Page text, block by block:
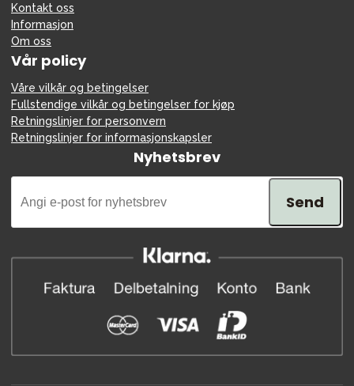
Kontakt oss
Informasjon
Om oss
Vår policy
Våre vilkår og betingelser
Fullstendige vilkår og betingelser for kjøp
Retningslinjer for personvern
Retningslinjer for informasjonskapsler
Nyhetsbrev
Send